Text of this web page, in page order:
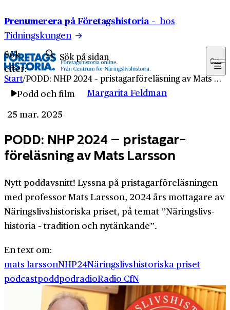
Prenumerera på Företagshistoria – hos
Tidningskungen
Sök
efter:
Sök
Start/ PODD: NHP 2024 – pris­tagar­föreläsning av Mats Larsson
Podd och film
Margarita Feldman
25 mar. 2025
PODD: NHP 2024 – pris­tagar­
föreläsning av Mats Larsson
Nytt poddavsnitt! Lyssna på pris­tagar­föreläsningen
med professor Mats Larsson, 2024 års mottagare av
Närings­livs­historiska priset, på temat ”Närings­livs­
historia – tradition och nytänkande”.
En text om:
mats larssonNHP24Näringslivshistoriska priset
podcastpoddpodradioRadio CfN